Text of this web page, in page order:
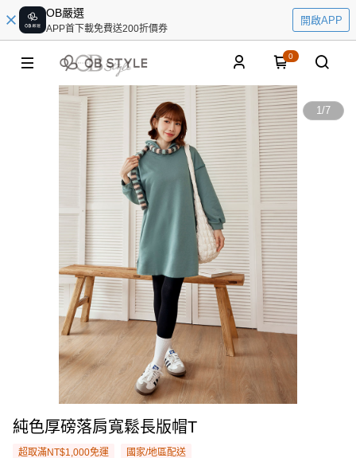
OB嚴選
APP首下載免費送200折價券
開啟APP
0
1/7
純色厚磅落肩寬鬆長版帽T
超取滿NT$1,000免運 國家/地區配送